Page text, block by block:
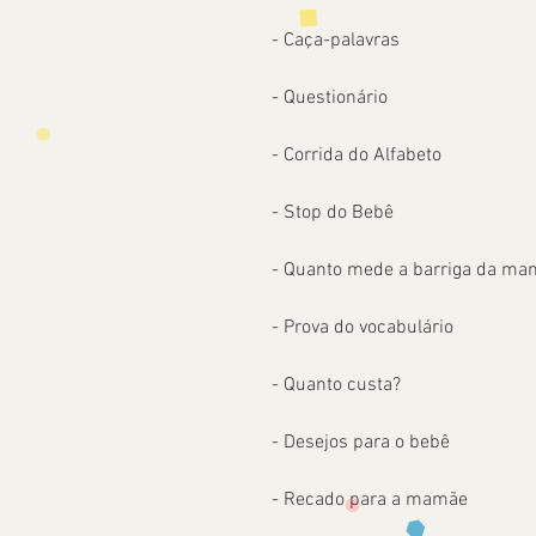
- Caça-palavras
- Questionário
- Corrida do Alfabeto
- Stop do Bebê
- Quanto mede a barriga da
- Prova do vocabulário
- Quanto custa?
- Desejos para o bebê
- Recado para a mamãe